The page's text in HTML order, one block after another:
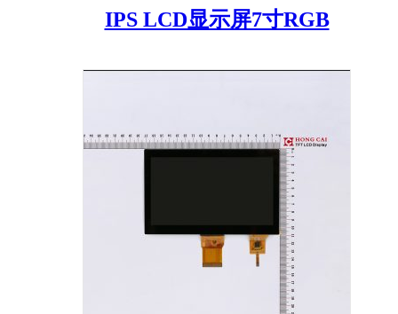
IPS LCD显示屏7寸RGB